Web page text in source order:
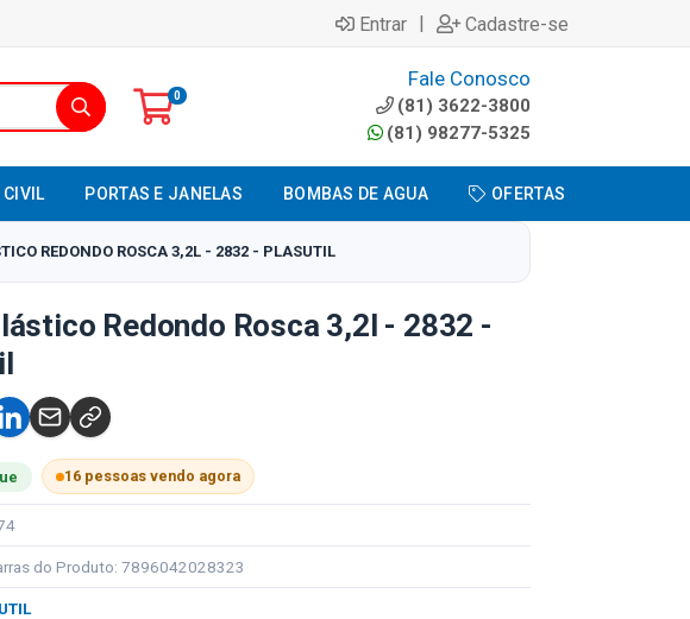
Entrar | Cadastre-se
0
Fale Conosco
(81) 3622-3800
(81) 98277-5325
CIVIL PORTAS E JANELAS BOMBAS DE AGUA OFERTAS
REDONDO ROSCA 3,2L - 2832 - PLASUTIL
Redondo Rosca 3,2l - 2832 -
16 pessoas vendo agora
do Produto: 7896042028323